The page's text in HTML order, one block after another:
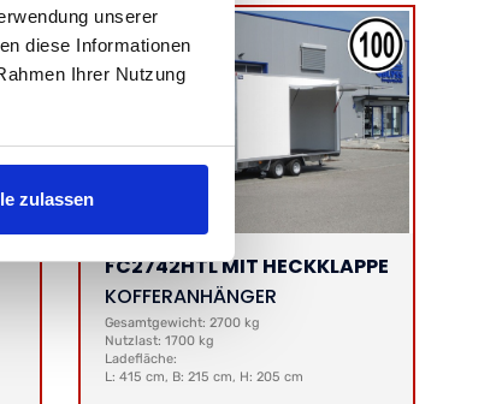
unserer
diese Informationen
Ihrer Nutzung
zulassen
FC2742HTL MIT HECKKLAPPE
KOFFERANHÄNGER
Gesamtgewicht: 2700 kg
Nutzlast: 1700 kg
Ladefläche:
L: 415 cm, B: 215 cm, H: 205 cm